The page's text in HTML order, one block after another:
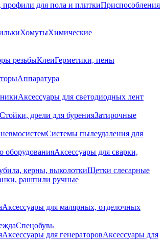
для пола и плиткиПриспособления
ХомутыХимические
резьбыКлеиГерметики, пены
Аппаратура
Аксессуары для светодиодных лент
Стойки, дрели для буренияЗатирочные
Системы пылеудаления для
оборудованияАксессуары для сварки,
керны, выколоткиЩетки слесарные
рашпили ручные
Аксессуары для малярных, отделочных
Спецобувь
Аксессуары для генераторовАксессуары для